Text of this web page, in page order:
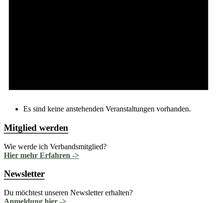
Es sind keine anstehenden Veranstaltungen vorhanden.
Mitglied werden
Wie werde ich Verbandsmitglied?
Hier mehr Erfahren ->
Newsletter
Du möchtest unseren Newsletter erhalten?
Anmeldung hier ->